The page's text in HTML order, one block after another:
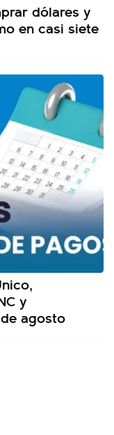
dólares y
en casi siete
y
agosto